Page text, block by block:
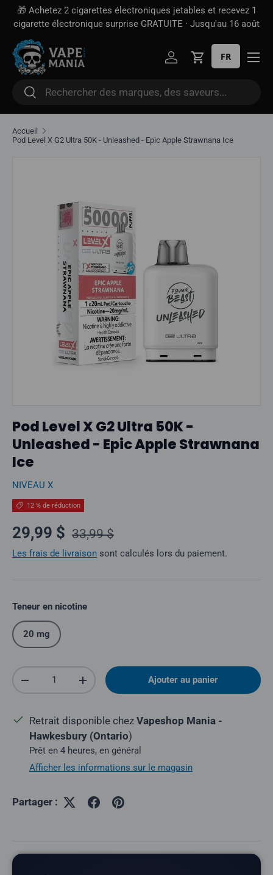
Aller directement au contenu
🎁 Achetez 2 cigarettes électroniques jetables et recevez 1
cigarette électronique surprise GRATUITE · Jusqu'au 16 août
Rechercher
Rechercher
Se connecter
Panier
FR
Accueil
Pod Level X G2 Ultra 50K - Unleashed - Epic Apple Strawnana Ice
Pod Level X G2 Ultra 50K -
Unleashed - Epic Apple Strawnana
Ice
NIVEAU X
12 % de réduction
Prix soldé
29,99 $ Prix normal
33,99 $
Les frais de livraison sont calculés lors du paiement.
Teneur en nicotine
20 mg
Quantité
Réduire la quantitéAugmenter la quantitéAjouter au panier
Retrait disponible chez Vapeshop Mania -
Hawkesbury (Ontario)
Prêt en 4 heures, en général
Afficher les informations sur le magasin
Partager :
Description